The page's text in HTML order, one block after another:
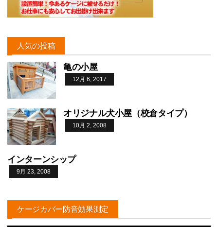
人気の投稿
亀の小屋
12月 6, 2017
オリジナル犬小屋（校倉タイプ）
10月 2, 2008
インターンシップ
9月 23, 2008
ケージカバー防音効果測定